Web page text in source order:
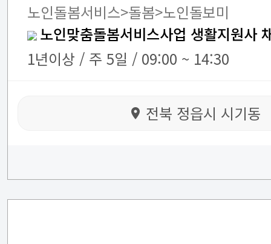
노인돌봄서비스>돌봄>노인돌보미
노인맞춤돌봄서비스사업 생활지원사
1년이상 / 주 5일 / 09:00 ~ 14:30
전북 정읍시 시기동